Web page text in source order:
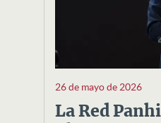
26 de mayo de 2026
La Red